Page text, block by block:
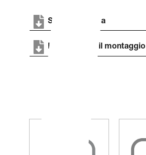
Scheda Tecnica
Istruzioni per il montaggio